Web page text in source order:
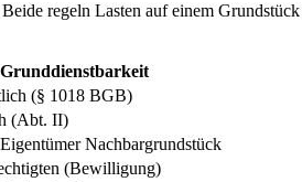
regeln Lasten auf einem
Grunddienstbarkeit
(§ 1018 BGB)
(Abt. II)
Nachbargrundstück
(Bewilligung)